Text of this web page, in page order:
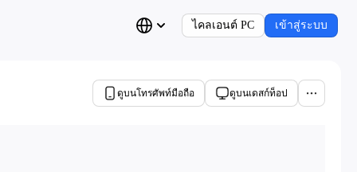
ไคลเอนต์ PC เข้าสู่ระบบ
ดูบนโทรศัพท์มือถือ ดูบนเดสก์ท็อป